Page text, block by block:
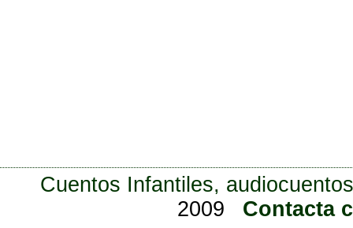
Cuentos Infantiles,
2009
Contacta